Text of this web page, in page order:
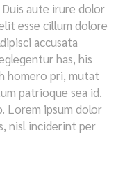
aute irure dolor
esse cillum dolore
accusata
has, his
homero pri, mutat
patrioque sea id.
Lorem ipsum dolor
nisl inciderint per